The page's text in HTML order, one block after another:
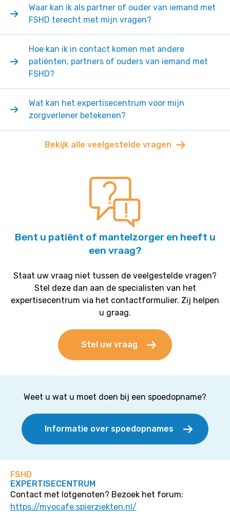
Waar kan ik als partner of ouder van iemand met
FSHD terecht met mijn vragen?
Hoe kan ik in contact komen met andere
patiënten, partners of ouders van iemand met
FSHD?
Wat kan het expertisecentrum voor mijn
zorgverlener betekenen?
Bekijk alle veelgestelde vragen
Bent u patiënt of mantelzorger en heeft u
een vraag?
Staat uw vraag niet tussen de veelgestelde vragen?
Stel deze dan aan de specialisten van het
expertisecentrum via het contactformulier. Zij helpen
u graag.
Stel uw vraag
Weet u wat u moet doen bij een spoedopname?
Informatie over spoedopnames
FSHD
EXPERTISECENTRUM
Contact met lotgenoten? Bezoek het forum:
https://myocafe.spierziekten.nl/